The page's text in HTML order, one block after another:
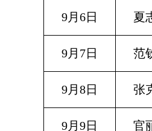
9月6日 夏
9月7日 范
9月8日 张
9月9日 官